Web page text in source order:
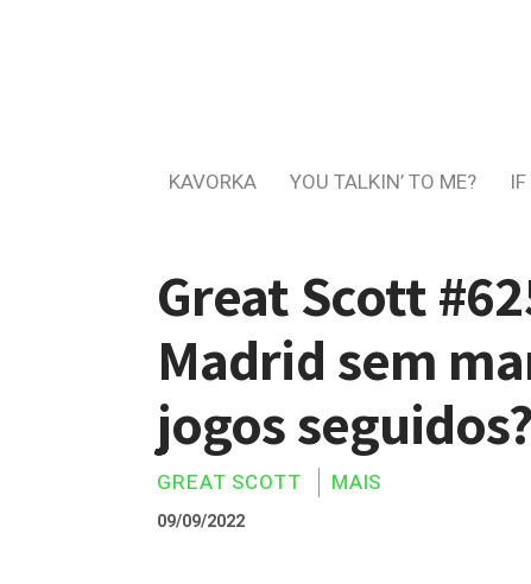
KAVORKA YOU TALKIN’ TO ME?
Great Scott
Madrid sem
jogos seguidos?
GREAT SCOTT MAIS
09/09/2022